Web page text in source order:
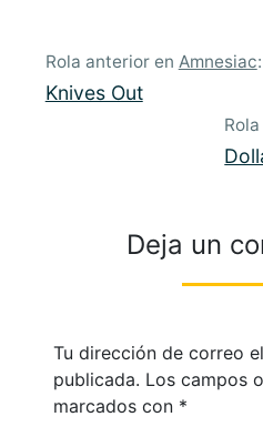
Rola anterior en Amnesiac:
Knives Out
Deja un
Tu dirección de correo
publicada. Los campos
marcados con *